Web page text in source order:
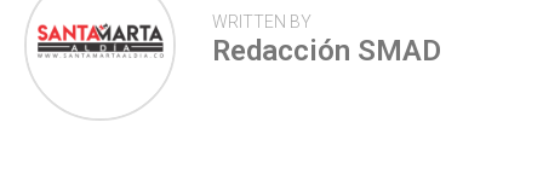
WRITTEN BY
Redacción SMAD